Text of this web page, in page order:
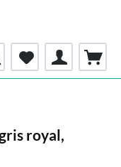
royal,